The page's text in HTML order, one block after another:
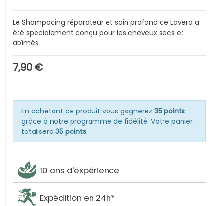
Le Shampooing réparateur et soin profond de Lavera a
été spécialement conçu pour les cheveux secs et
abîmés.
7,90 €
En achetant ce produit vous gagnerez 35 points
grâce à notre programme de fidélité. Votre panier
totalisera 35 points.
10 ans d'expérience
Expédition en 24h*